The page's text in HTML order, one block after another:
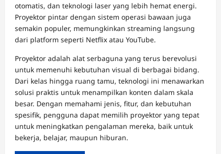
otomatis, dan teknologi laser yang lebih hemat energi.
Proyektor pintar dengan sistem operasi bawaan juga
semakin populer, memungkinkan streaming langsung
dari platform seperti Netflix atau YouTube.
Proyektor adalah alat serbaguna yang terus berevolusi
untuk memenuhi kebutuhan visual di berbagai bidang.
Dari kelas hingga ruang tamu, teknologi ini menawarkan
solusi praktis untuk menampilkan konten dalam skala
besar. Dengan memahami jenis, fitur, dan kebutuhan
spesifik, pengguna dapat memilih proyektor yang tepat
untuk meningkatkan pengalaman mereka, baik untuk
bekerja, belajar, maupun hiburan.